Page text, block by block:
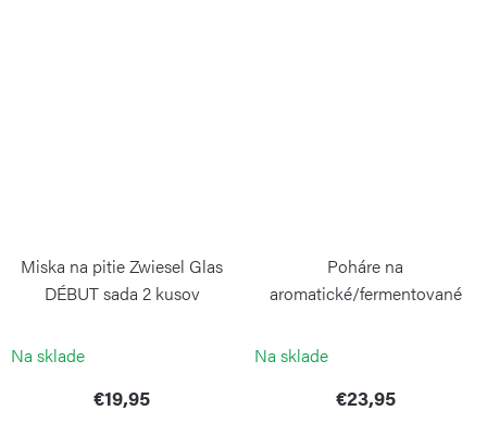
Miska na pitie Zwiesel Glas
DÉBUT sada 2 kusov
Na sklade
€19,95
Poháre na
aromatické/fermentované
sada 2 kusov
Na sklade
€23,95